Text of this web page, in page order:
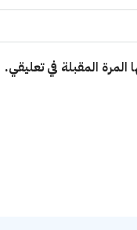
المقبلة في تعليقي.